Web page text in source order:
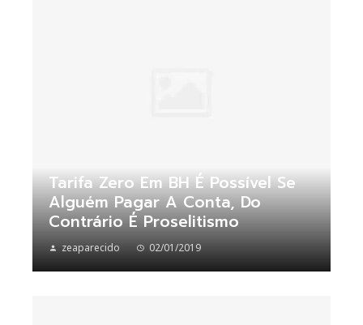
Tarifa Zero Em BH É Possível Se
Alguém Pagar A Conta, Do
Contrário É Proselitismo
zeaparecido 02/01/2019